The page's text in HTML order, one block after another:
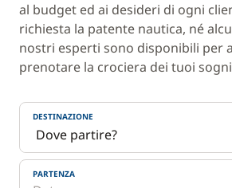
al budget ed ai desideri di ogni
richiesta la patente nautica, né
nostri esperti sono disponibili per
prenotare la crociera dei tuoi
DESTINAZIONE
PARTENZA